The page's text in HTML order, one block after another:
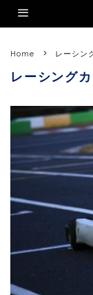
Home レーシン
レーシング